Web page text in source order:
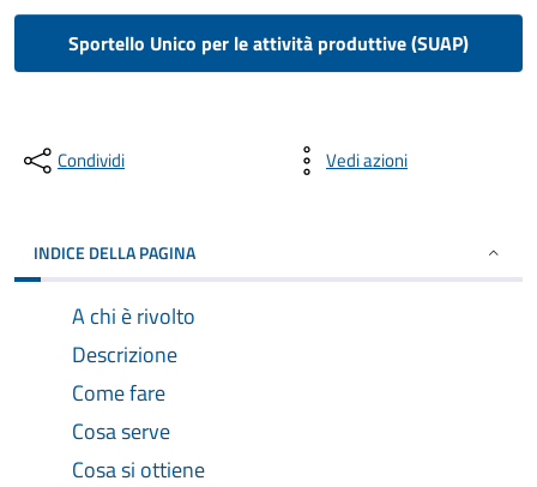
Sportello Unico per le attività produttive (SUAP)
Condividi Vedi azioni
INDICE DELLA PAGINA
A chi è rivolto
Descrizione
Come fare
Cosa serve
Cosa si ottiene